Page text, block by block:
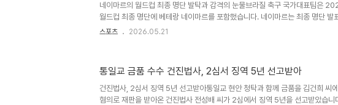
한 복합적인 요인들이 코스피와 코스닥 양대 시장에서 매수 사이드카 발동으로
네이마르의 월드컵 최종 명단 발탁과 감격의 눈물브라질 축구 국가대표팀은
월드컵 최종 명단에 베테랑 네이마르를 포함했습니다. 네이마르는 최종 명단 발
며 감격의 눈물을 흘렸습니다. 이는 많은 이들에게 감동을 선사했습니다. 월드컵
상에도 불구하고 월드컵 출전 가능성네이마르의 부상에도 불구하고, 회복 속도를
월드컵 소집 일정에 맞춰 몸 상태를 끌어올릴 수 있을 것으로 전망됩니다. 이에
컨디..
스포츠 2026.05.21
통일교 금품 수수 건진법사, 2심서 징역 5년 선고받아
건진법사, 2심서 징역 5년 선고받아통일교 현안 청탁과 함께 금품을 김건희 씨
혐의로 재판을 받아온 건진법사 전성배 씨가 2심에서 징역 5년을 선고받았습니